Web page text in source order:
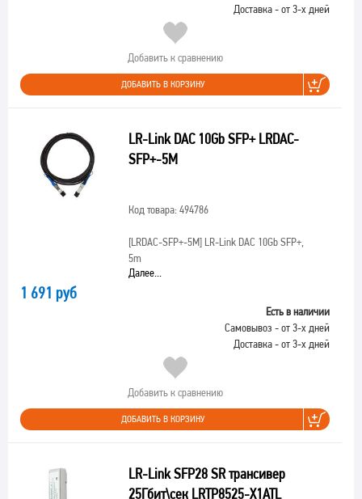
Доставка - от 3-х дней
Добавить к сравнению
ДОБАВИТЬ В КОРЗИНУ
LR-Link DAC 10Gb SFP+ LRDAC-
SFP+-5M
Код товара: 494786
[LRDAC-SFP+-5M]LR-Link DAC 10Gb SFP+,
5m
Далее...
1 691 руб
Есть в наличии
Самовывоз - от 3-х дней
Доставка - от 3-х дней
Добавить к сравнению
ДОБАВИТЬ В КОРЗИНУ
LR-Link SFP28 SR трансивер
25Гбит\сек LRTP8525-X1ATL